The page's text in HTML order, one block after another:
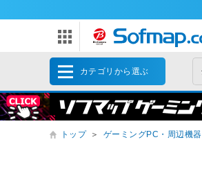
カテゴリから選ぶ
トップ ＞ ゲーミングPC・周辺機器